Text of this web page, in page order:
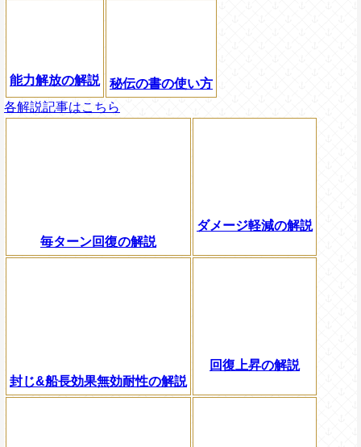
能力解放の解説
秘伝の書の使い方
各解説記事はこちら
毎ターン回復の解説
ダメージ軽減の解説
封じ&船長効果無効耐性の解説
回復上昇の解説